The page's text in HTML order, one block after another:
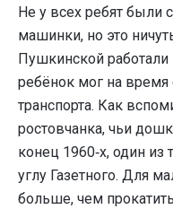
Не у всех ребят были
машинки, но это
Пушкинской
ребёнок мог на время
транспорта. Как
ростовчанка, чьи
конец 1960‑х, один из
углу Газетного. Для
больше, чем